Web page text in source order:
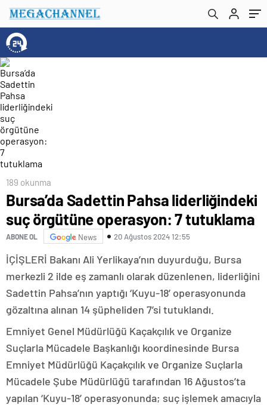
189 okunma
Bursa’da Sadettin Pahsa liderliğindeki
suç örgütüne operasyon: 7 tutuklama
ABONE OL News 20 Ağustos 2024 12:55
İÇİŞLERİ Bakanı Ali Yerlikaya’nın duyurduğu, Bursa
merkezli 2 ilde eş zamanlı olarak düzenlenen, liderliğini
Sadettin Pahsa’nın yaptığı ‘Kuyu-18’ operasyonunda
gözaltına alınan 14 şüpheliden 7’si tutuklandı.
Emniyet Genel Müdürlüğü Kaçakçılık ve Organize
Suçlarla Mücadele Başkanlığı koordinesinde Bursa
Emniyet Müdürlüğü Kaçakçılık ve Organize Suçlarla
Mücadele Şube Müdürlüğü tarafından 16 Ağustos’ta
yapılan ‘Kuyu-18’ operasyonunda; suç işlemek amacıyla